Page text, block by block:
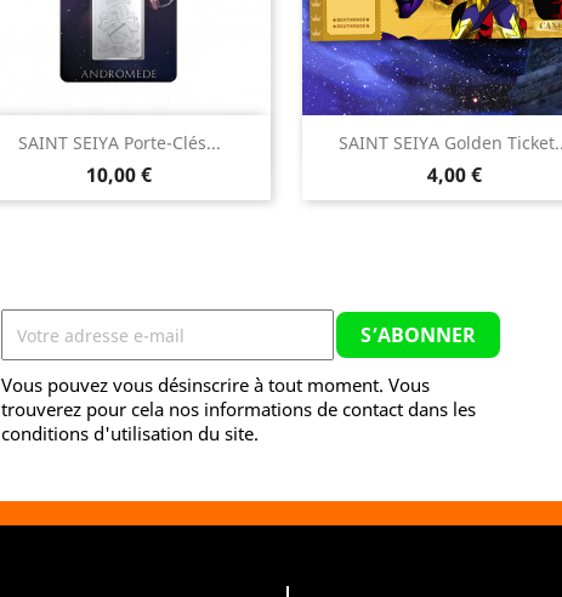
SAINT SEIYA Porte-Clés...
Prix
10,00 €
Aperçu rapide SAINT SEIYA Golden
Prix
4,00 €
Aperçu rapide
Vous pouvez vous désinscrire à tout moment. Vous
trouverez pour cela nos informations de contact dans les
conditions d'utilisation du site.